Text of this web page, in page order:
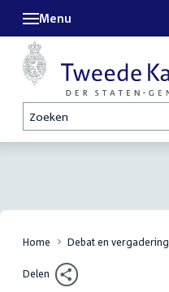
Zoeken
Menu
Home Debat en vergadering
Delen